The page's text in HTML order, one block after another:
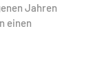
Jahren
einen